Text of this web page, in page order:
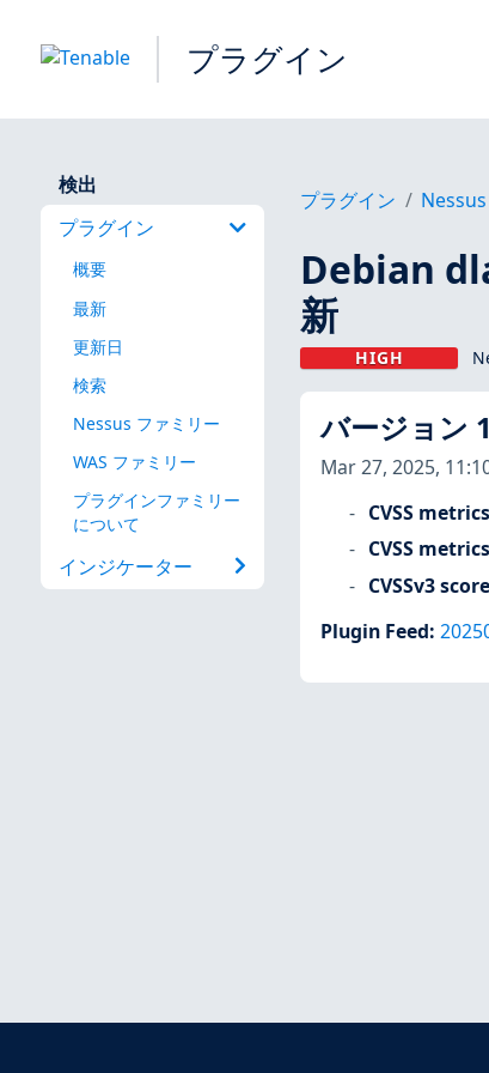
プラグイン
検出
プラグイン
概要
最新
更新日
検索
Nessus ファミリー
WAS ファミリー
プラグインファミリー
について
インジケーター
プラグイン Nessus
Debian
新
HIGH
バージョン
Mar 27, 2025,
CVSS metrics
CVSS metrics
CVSSv3
Plugin Feed: